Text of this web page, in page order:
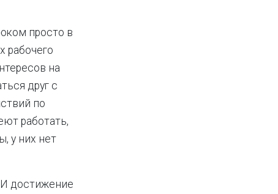
просто в
рабочего
на
друг с
по
работать,
у них нет
И достижение